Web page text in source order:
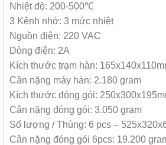
Nhiệt độ: 200-500℃
3 Kênh nhớ: 3 mức nhiệt
Nguồn điện: 220 VAC
Dòng điện: 2A
Kích thước trạm hàn:
Cân nặng máy hàn: 2.180 gram
Kích thước đóng gói:
Cân nặng đóng gói: 3.050 gram
Số lượng / Thùng: 6 pcs –
Cân nặng đóng gói 6pcs: 19.200